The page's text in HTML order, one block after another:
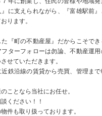
に支えられながら、『富雄駅前
ります。
『町の不動産屋』だからこそで
フターフォローは勿論、不動産運
せていただきます。
鉄沿線の賃貸から売買、管理ま
ことなら当社にお任せ。
ください！！
件も取り扱っております。